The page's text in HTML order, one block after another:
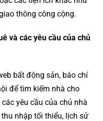
thông công cộng.
và các yêu cầu của chủ
bất động sản, báo chí
để tìm kiếm nhà cho
yêu cầu của chủ nhà
nhập tối thiểu, lịch sử